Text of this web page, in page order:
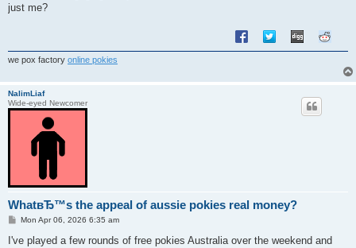
just me?
we pox factory online pokies
NalimLiaf
Wide-eyed Newcomer
WhatвЂ™s the appeal of aussie pokies real money?
P
s
Mon Apr 06, 2026 6:35 am
I've played a few rounds of free pokies Australia over the weekend and